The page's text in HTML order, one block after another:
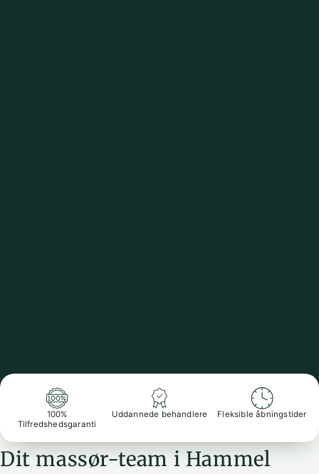
100%
Tilfredshedsgaranti
Uddannede behandlere Fleksible åbningstider
Dit massør-team i Hammel